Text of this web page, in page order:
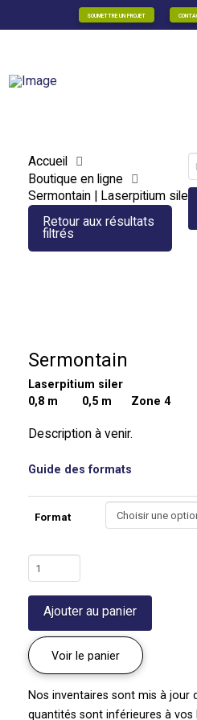
SOUMETTRE UN PROJET
Accueil
Boutique en ligne
Sermontain | Laserpitium siler
Retour aux résultats
filtrés
Sermontain
Laserpitium siler
0,8 m
0,5 m Zone 4
Description à venir.
Guide des formats
Format
de
Sermontain
Laserpitium
siler
Ajouter au panier
Voir le panier
Nos inventaires sont mis à jour
quantités sont inférieures à vos